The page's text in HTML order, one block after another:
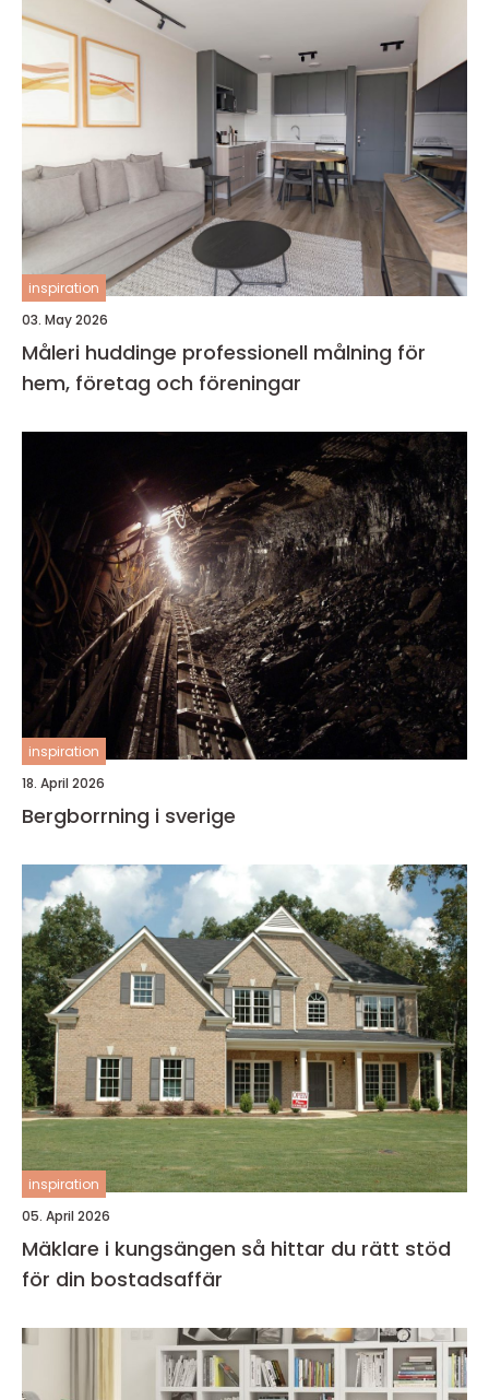
inspiration
03. May 2026
Måleri huddinge professionell målning för
hem, företag och föreningar
inspiration
18. April 2026
Bergborrning i sverige
inspiration
05. April 2026
Mäklare i kungsängen så hittar du rätt stöd
för din bostadsaffär